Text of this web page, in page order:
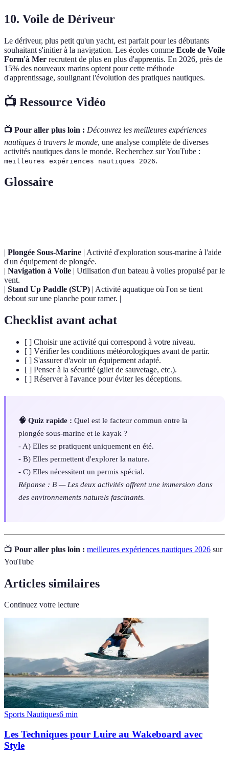
10. Voile de Dériveur
Le dériveur, plus petit qu'un yacht, est parfait pour les débutants
souhaitant s'initier à la navigation. Les écoles comme Ecole de Voile
Form'à Mer recrutent de plus en plus d'apprentis. En 2026, près de
15% des nouveaux marins optent pour cette méthode
d'apprentissage, soulignant l'évolution des pratiques nautiques.
📺 Ressource Vidéo
📺 Pour aller plus loin : Découvrez les meilleures expériences
nautiques à travers le monde, une analyse complète de diverses
activités nautiques dans le monde. Recherchez sur YouTube :
meilleures expériences nautiques 2026.
Glossaire
| Plongée Sous-Marine | Activité d'exploration sous-marine à l'aide
d'un équipement de plongée.
| Navigation à Voile | Utilisation d'un bateau à voiles propulsé par le
vent.
| Stand Up Paddle (SUP) | Activité aquatique où l'on se tient
debout sur une planche pour ramer. |
Checklist avant achat
[ ] Choisir une activité qui correspond à votre niveau.
[ ] Vérifier les conditions météorologiques avant de partir.
[ ] S'assurer d'avoir un équipement adapté.
[ ] Penser à la sécurité (gilet de sauvetage, etc.).
[ ] Réserver à l'avance pour éviter les déceptions.
🧠 Quiz rapide : Quel est le facteur commun entre la
plongée sous-marine et le kayak ?
- A) Elles se pratiquent uniquement en été.
- B) Elles permettent d'explorer la nature.
- C) Elles nécessitent un permis spécial.
Réponse : B — Les deux activités offrent une immersion dans
des environnements naturels fascinants.
📺 Pour aller plus loin : meilleures expériences nautiques 2026 sur
YouTube
Articles similaires
Continuez votre lecture
Sports Nautiques6 min
Les Techniques pour Luire au Wakeboard avec
Style